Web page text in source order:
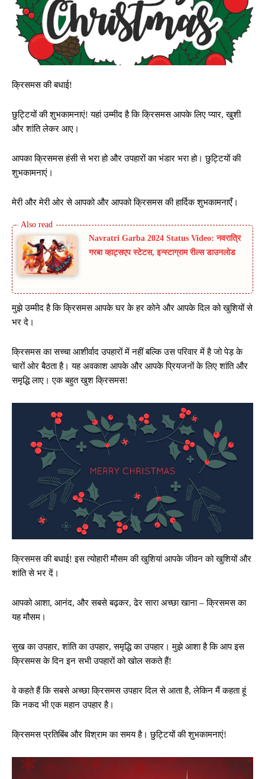
क्रिसमस की बधाई!
छुट्टियों की शुभकामनाएं! यहां उम्मीद है कि क्रिसमस आपके लिए प्यार, खुशी
और शांति लेकर आए।
आपका क्रिसमस हंसी से भरा हो और उपहारों का भंडार भरा हो। छुट्टियों की
शुभकामनाएं।
मेरी और मेरी ओर से आपको और आपको क्रिसमस की हार्दिक शुभकामनाएँ।
Navratri Garba 2024 Status Video: नवरात्रि
गरबा व्हाट्सएप स्टेटस, इन्स्टाग्राम रील्स डाउनलोड
मुझे उम्मीद है कि क्रिसमस आपके घर के हर कोने और आपके दिल को खुशियों से
भर दे।
क्रिसमस का सच्चा आशीर्वाद उपहारों में नहीं बल्कि उस परिवार में है जो पेड़ के
चारों ओर बैठता है। यह अवकाश आपके और आपके प्रियजनों के लिए शांति और
समृद्धि लाए। एक बहुत खुश क्रिसमस!
क्रिसमस की बधाई! इस त्योहारी मौसम की खुशियां आपके जीवन को खुशियों और
शांति से भर दें।
आपको आशा, आनंद, और सबसे बढ़कर, ढेर सारा अच्छा खाना – क्रिसमस का
यह मौसम।
सुख का उपहार, शांति का उपहार, समृद्धि का उपहार। मुझे आशा है कि आप इस
क्रिसमस के दिन इन सभी उपहारों को खोल सकते हैं!
वे कहते हैं कि सबसे अच्छा क्रिसमस उपहार दिल से आता है, लेकिन मैं कहता हूं
कि नकद भी एक महान उपहार है।
क्रिसमस प्रतिबिंब और विश्राम का समय है। छुट्टियों की शुभकामनाएं!